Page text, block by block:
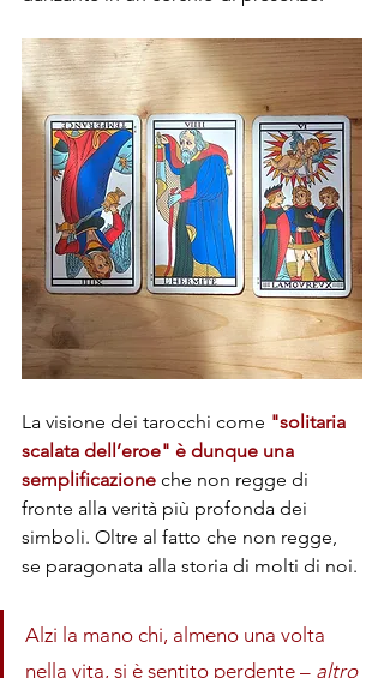
La visione dei tarocchi come "solitaria
scalata dell’eroe" è dunque una
semplificazione che non regge di
fronte alla verità più profonda dei
simboli. Oltre al fatto che non regge,
se paragonata alla storia di molti di noi.
Alzi la mano chi, almeno una volta
nella vita, si è sentito perdente – altro